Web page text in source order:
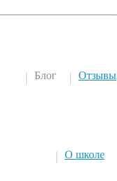
Отзывы
Блог
О школе